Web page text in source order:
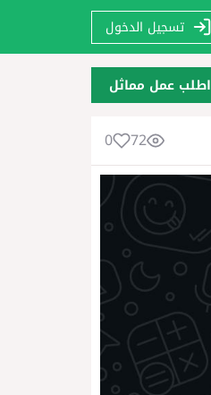
تسجيل الدخول
اطلب عمل مماثل
72
0